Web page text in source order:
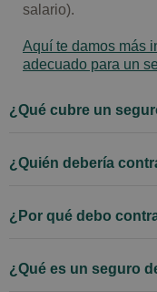
salario).
Aquí te damos más
adecuado para un
¿Qué cubre un
¿Quién debería
¿Por qué debo
¿Qué es un seguro